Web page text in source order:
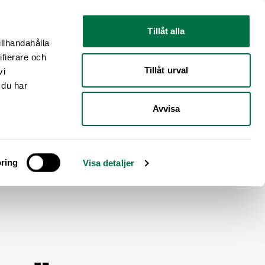
och
har
Visa detaljer
Tillåt alla
Tillåt urval
Avvisa